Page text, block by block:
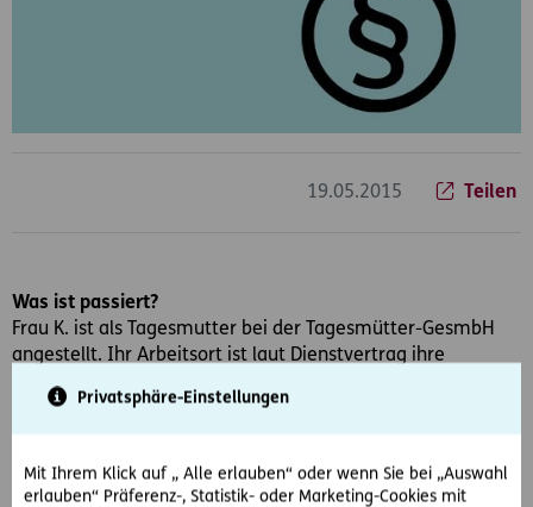
Privatsphäre-Einstellungen
Mit Ihrem Klick auf „ Alle erlauben“ oder wenn Sie bei „Auswahl
erlauben“ Präferenz-, Statistik- oder Marketing-Cookies mit
19.05.2015 Teilen
Was ist passiert?
Frau K. ist als Tagesmutter bei der Tagesmütter-GesmbH
angestellt. Ihr Arbeitsort ist laut Dienstvertrag ihre
Wohnung. Diese ist 95 m2 groß, besteht aus 4 Zimmern
und verfügt über einen Garten mit Pool und
Kinderplanschbecken.
Frau K. betreut – entgegen behördlicher Auflage – 7 Kinder